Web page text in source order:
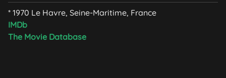
* 1970 Le Havre, Seine-Maritime, France
IMDb
The Movie Database